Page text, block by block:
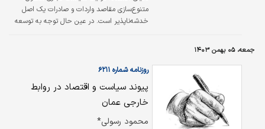
متنوع‌سازی مقاصد واردات و صادرات یک اصل
خدشه‌ناپذیر است. در عین حال توجه به توسعه
ایران با اتحادیه اروپا نشان می‌دهد این قاره اگرچه
امروز دو طرف به‌شدت از یکدیگر دور شده‌اند؛
ضمن اینکه صادرات ایران به این قاره آن‌قدر کاهش
پیدا کرده که به خرده‌فروشی شباهت پیدا کرده
جمعه، ۰۵ بهمن ۱۴۰۳
روزنامه شماره ۶۲۱۱
پیوند سیاست و اقتصاد در روابط
خارجی عمان
محمود رسولی*